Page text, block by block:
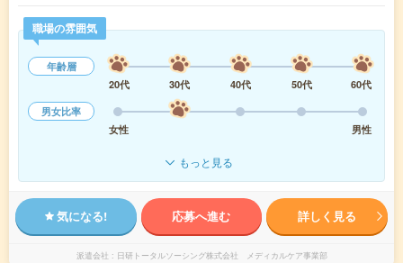
職場の雰囲気
年齢層
20代
30代 40代 50代
60代
男女比率
女性
男性
もっと見る
気になる! 応募へ進む 詳しく見る
派遣会社 日研トータルソーシング株式会社 メディカルケア事業部